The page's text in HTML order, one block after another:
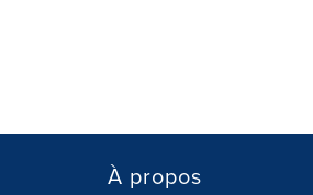
À propos